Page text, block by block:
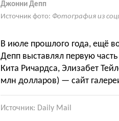
Джонни Депп
Источник фото: Фотография из
В июле прошлого года, ещё
Депп выставлял первую
Кита Ричардса, Элизабет
млн долларов) — сайт
Источник: Daily Mail